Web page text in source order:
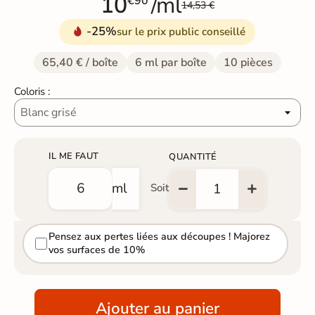
14,53 €
-25%sur le prix public conseillé
65,40 € / boîte 6 ml par boîte 10 pièces
Coloris :
IL ME FAUT
ml Soit
QUANTITÉ
Pensez aux pertes liées aux découpes ! Majorez
vos surfaces de 10%
Ajouter au panier